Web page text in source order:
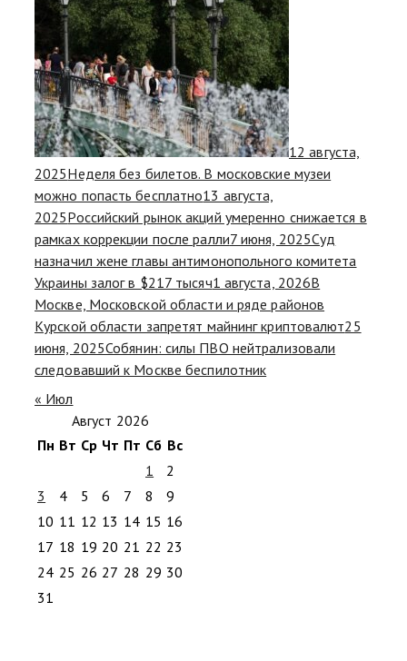
12 августа,
2025Неделя без билетов. В московские музеи
можно попасть бесплатно13 августа,
2025Российский рынок акций умеренно снижается в
рамках коррекции после ралли7 июня, 2025Суд
назначил жене главы антимонопольного комитета
Украины залог в $217 тысяч1 августа, 2026В
Москве, Московской области и ряде районов
Курской области запретят майнинг криптовалют25
июня, 2025Собянин: силы ПВО нейтрализовали
следовавший к Москве беспилотник
« Июл
Август 2026
Пн Вт Ср Чт Пт Сб Вс
1
2
3
4 5 6 7 8
9
10 11 12 13 14 15 16
17 18 19 20 21 22 23
24 25 26 27 28 29 30
31